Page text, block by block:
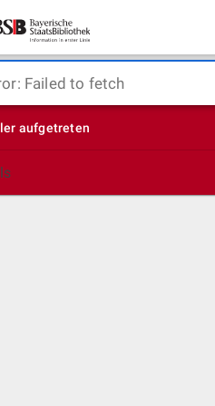
Failed to fetch
aufgetreten